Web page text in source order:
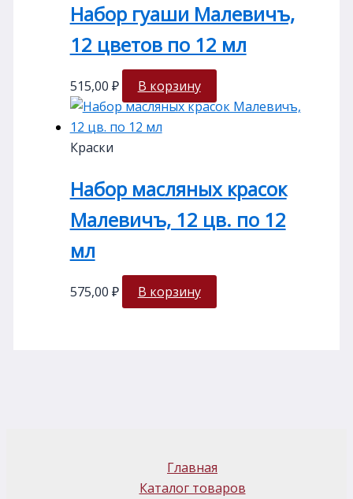
Набор гуаши Малевичъ,
12 цветов по 12 мл
515,00 ₽ В корзину
Краски
Набор масляных красок
Малевичъ, 12 цв. по 12
мл
575,00 ₽ В корзину
Главная
Каталог товаров